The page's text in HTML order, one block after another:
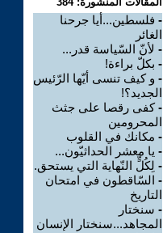
- فلسطين...أيا جرحنا
الغائر
- لأنّ السّياسة قدر...
- بكلّ براءة!
- و كيف تنسى أيّها الرّئيس
الجديد؟!
-كفى رقصا على جثث
المحرومين
- مكانك في القلوب
- يا معشر الحداثيّون...
- لِكُلٍّ النّهاية التي يستحق.
- السّاقطون في امتحان
التاريخ
- سنختار
المجاهد...سنختار الإنسان